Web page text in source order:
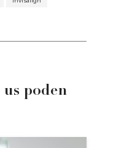
poden